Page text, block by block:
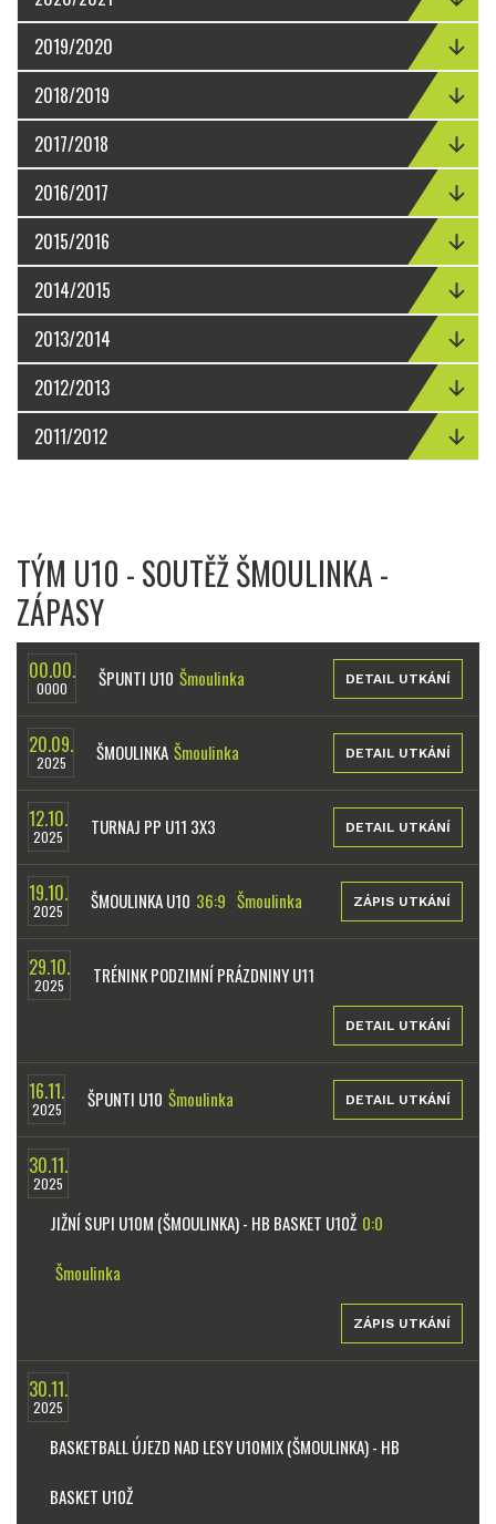
2019/2020
2018/2019
2017/2018
2016/2017
2015/2016
2014/2015
2013/2014
2012/2013
2011/2012
TÝM U10 - SOUTĚŽ ŠMOULINKA -
ZÁPASY
00.00.
0000 ŠPUNTI U10 Šmoulinka DETAIL UTKÁNÍ
20.09.
2025 ŠMOULINKA Šmoulinka DETAIL UTKÁNÍ
12.10.
2025 TURNAJ PP U11 3X3 DETAIL UTKÁNÍ
19.10.
2025 ŠMOULINKA U10 36:9 Šmoulinka ZÁPIS UTKÁNÍ
29.10.
2025 TRÉNINK PODZIMNÍ PRÁZDNINY U11
DETAIL UTKÁNÍ
16.11.
2025 ŠPUNTI U10 Šmoulinka DETAIL UTKÁNÍ
30.11.
2025
JIŽNÍ SUPI U10M (ŠMOULINKA) - HB BASKET U10Ž 0:0
Šmoulinka
ZÁPIS UTKÁNÍ
30.11.
2025
BASKETBALL ÚJEZD NAD LESY U10MIX (ŠMOULINKA) - HB
BASKET U10Ž